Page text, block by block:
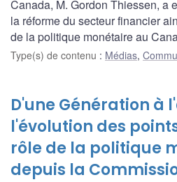
Canada, M. Gordon Thiessen, a
la réforme du secteur financier
de la politique monétaire au
Type(s) de contenu : Médias,
D'une Génération à
l'évolution des
rôle de la politique
depuis la